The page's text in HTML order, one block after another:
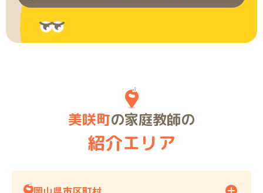
美咲町の家庭教師の
紹介エリア